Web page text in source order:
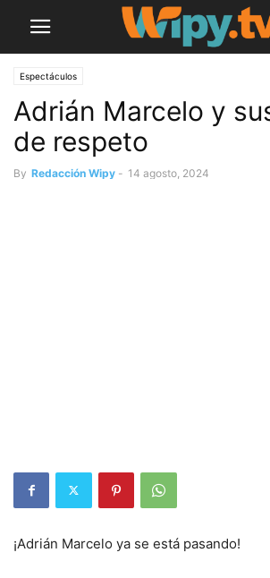
Espectáculos
Adrián Marcelo y
de respeto
By Redacción Wipy - 14 agosto, 2024
¡Adrián Marcelo ya se está pasando!